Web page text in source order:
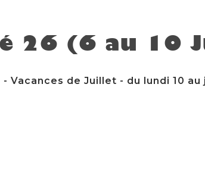
26 (6 au 10
Vacances de Juillet - du lundi 10 au